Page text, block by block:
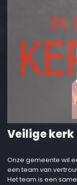
Veilige kerk
Onze gemeente wil
een team van
Het team is een